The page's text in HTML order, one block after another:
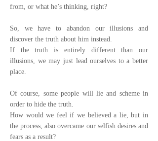
from, or what he’s thinking, right?
So, we have to abandon our illusions and
discover the truth about him instead.
If the truth is entirely different than our
illusions, we may just lead ourselves to a better
place.
Of course, some people will lie and scheme in
order to hide the truth.
How would we feel if we believed a lie, but in
the process, also overcame our selfish desires and
fears as a result?